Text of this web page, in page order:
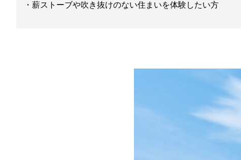
・薪ストーブや吹き抜けのない住まいを体験したい方